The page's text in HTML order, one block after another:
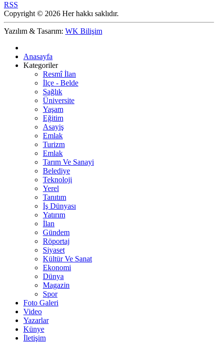
RSS
Copyright © 2026 Her hakkı saklıdır.
Yazılım & Tasarım: WK Bilişim
Anasayfa
Kategoriler
Resmî İlan
İlçe - Belde
Sağlık
Üniversite
Yaşam
Eğitim
Asayiş
Emlak
Turizm
Emlak
Tarım Ve Sanayi
Belediye
Teknoloji
Yerel
Tanıtım
İş Dünyası
Yatırım
İlan
Gündem
Röportaj
Siyaset
Kültür Ve Sanat
Ekonomi
Dünya
Magazin
Spor
Foto Galeri
Video
Yazarlar
Künye
İletişim